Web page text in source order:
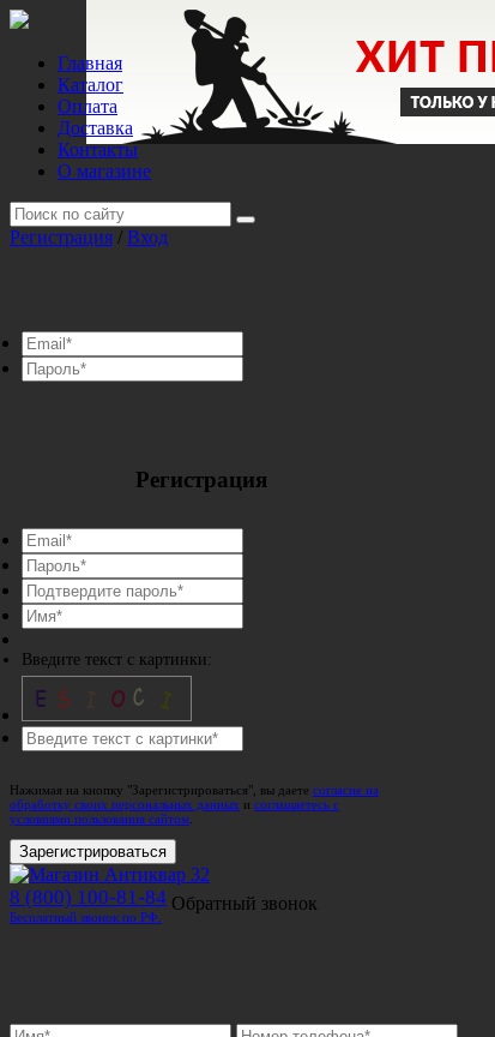
Главная
Каталог
Оплата
Доставка
Контакты
О магазине
Регистрация / Вход
Регистрация
Введите текст с картинки:
Нажимая на кнопку "Зарегистрироваться", вы даете согласие на
обработку своих персональных данных и соглашаетесь с
условиями пользования сайтом
Зарегистрироваться
8 (800) 100-81-84
Бесплатный звонок по РФ.
Обратный звонок